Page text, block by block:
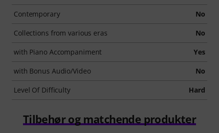
Contemporary No
Collections from various eras No
with Piano Accompaniment Yes
with Bonus Audio/Video No
Level Of Difficulty Hard
Tilbehør og matchende produkter